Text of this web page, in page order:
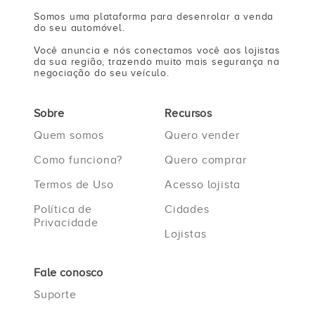
Somos uma plataforma para desenrolar a venda
do seu automóvel.
Você anuncia e nós conectamos você aos lojistas
da sua região, trazendo muito mais segurança na
negociação do seu veículo.
Sobre
Quem somos
Como funciona?
Termos de Uso
Política de
Privacidade
Recursos
Quero vender
Quero comprar
Acesso lojista
Cidades
Lojistas
Fale conosco
Suporte